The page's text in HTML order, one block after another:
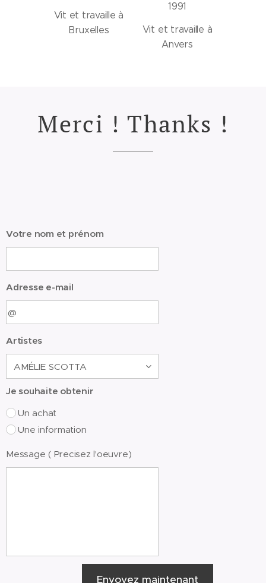
Vit et travaille à
Bruxelles
1991
Vit et travaille à
Anvers
Merci ! Thanks !
Votre nom et prénom
Adresse e-mail
Artistes
Je souhaite obtenir
Un achat
Une information
Message ( Precisez l'oeuvre)
Envoyez maintenant